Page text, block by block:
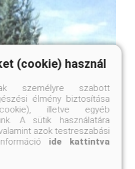
(cookie) használ
személyre szabott
élmény biztosítása
illetve egyéb
A sütik használatára
azok testreszabási
ide kattintva